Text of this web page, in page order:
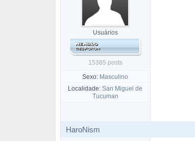
Usuários
15385 posts
Sexo: Masculino
Localidade: San Miguel de
Tucuman
HaroNism